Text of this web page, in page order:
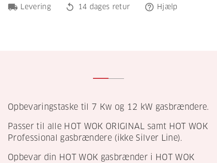
local_shipping Levering replay 14 dages retur help_outline Hjælp
Opbevaringstaske til 7 Kw og 12 kW gasbrændere.
Passer til alle HOT WOK ORIGINAL samt HOT WOK
Professional gasbrændere (ikke Silver Line).
Opbevar din HOT WOK gasbrænder i HOT WOK